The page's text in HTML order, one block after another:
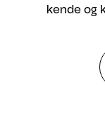
kende og